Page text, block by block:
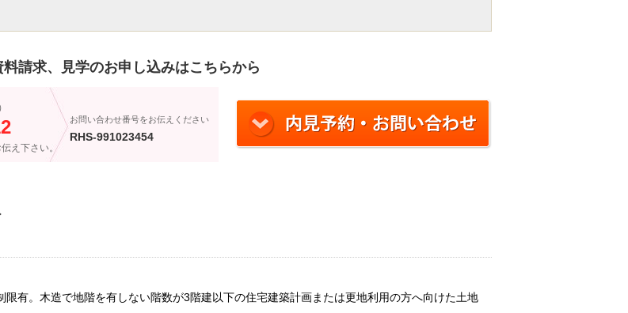
請求、見学のお申し込みはこちらから
伝え下さい。
お問い合わせ番号をお伝えください
RHS-991023454
限有。木造で地階を有しない階数が3階建以下の住宅建築計画または更地利用の方へ向けた土地